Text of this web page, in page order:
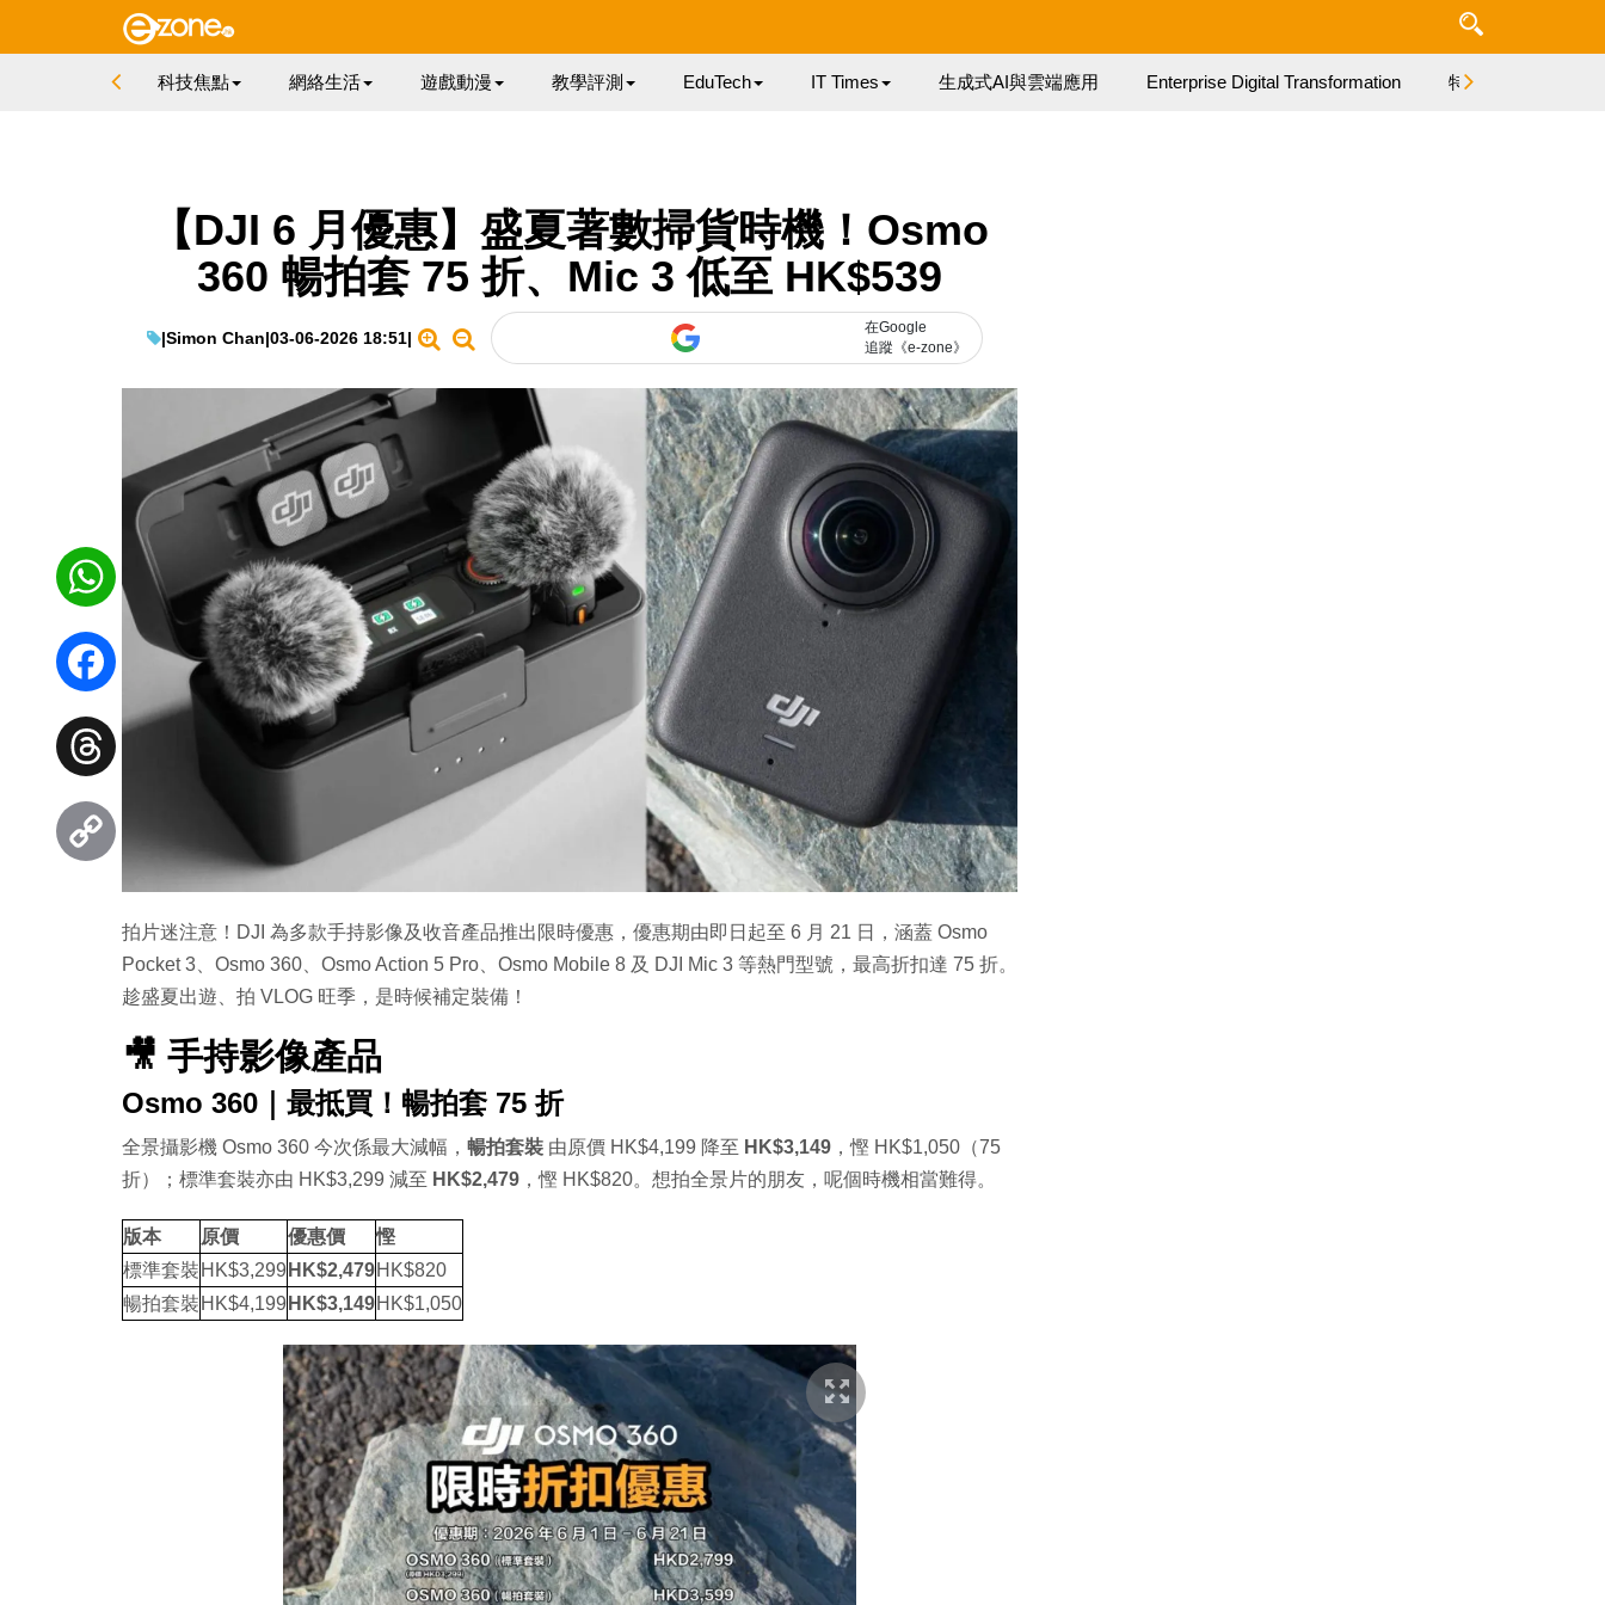
科技焦點 網絡生活 遊戲動漫 教學評測 EduTech IT Times 生成式AI與雲端應用 Enterprise Digital Transformation 特集
【DJI 6 月優惠】盛夏著數掃貨時機！Osmo
360 暢拍套 75 折、Mic 3 低至 HK$539
|Simon Chan|03-06-2026 18:51|
在Google
追蹤《e-zone》
拍片迷注意！DJI 為多款手持影像及收音產品推出限時優惠，優惠期由即日起至 6 月 21 日，涵蓋 Osmo
Pocket 3、Osmo 360、Osmo Action 5 Pro、Osmo Mobile 8 及 DJI Mic 3 等熱門型號，最高折扣達 75 折。
趁盛夏出遊、拍 VLOG 旺季，是時候補定裝備！
🎥 手持影像產品
Osmo 360｜最抵買！暢拍套 75 折
全景攝影機 Osmo 360 今次係最大減幅， 暢拍套裝 由原價 HK$4,199 降至 HK$3,149 ，慳 HK$1,050（75
折）；標準套裝亦由 HK$3,299 減至 HK$2,479 ，慳 HK$820。想拍全景片的朋友，呢個時機相當難得。
版本 原價 優惠價
慳
標準套裝 HK$3,299 HK$2,479HK$820
暢拍套裝 HK$4,199 HK$3,149HK$1,050
WhatsApp
Facebook
Threads
Copy
Link